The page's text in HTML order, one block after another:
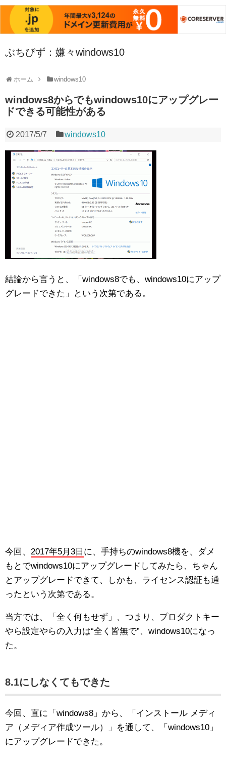
ぶちびず：嫌々windows10
ホーム windows10
windows8からでもwindows10にアップグレー
ドできる可能性がある
2017/5/7 windows10
結論から言うと、「windows8でも、windows10にアップ
グレードできた」という次第である。
今回、 2017年5月3日 に、手持ちのwindows8機を、ダメ
もとでwindows10にアップグレードしてみたら、ちゃん
とアップグレードできて、しかも、ライセンス認証も通
ったという次第である。
当方では、「全く何もせず」、つまり、プロダクトキー
やら設定やらの入力は“全く皆無で”、windows10になっ
た。
8.1にしなくてもできた
今回、直に「windows8」から、「インストール メディ
ア（メディア作成ツール）」を通して、「windows10」
にアップグレードできた。